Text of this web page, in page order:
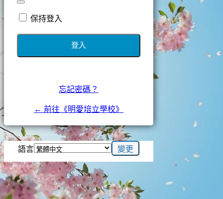
保持登入
忘記密碼？
← 前往《明愛培立學校》
語言